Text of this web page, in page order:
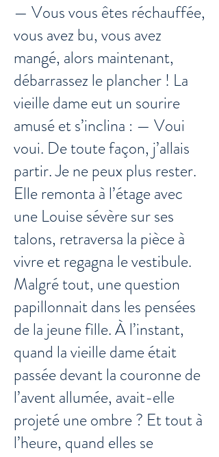
— Vous vous êtes réchauffée,
vous avez bu, vous avez
mangé, alors maintenant,
débarrassez le plancher ! La
vieille dame eut un sourire
amusé et s’inclina : — Voui
voui. De toute façon, j’allais
partir. Je ne peux plus rester.
Elle remonta à l’étage avec
une Louise sévère sur ses
talons, retraversa la pièce à
vivre et regagna le vestibule.
Malgré tout, une question
papillonnait dans les pensées
de la jeune fille. À l’instant,
quand la vieille dame était
passée devant la couronne de
l’avent allumée, avait-elle
projeté une ombre ? Et tout à
l’heure, quand elles se